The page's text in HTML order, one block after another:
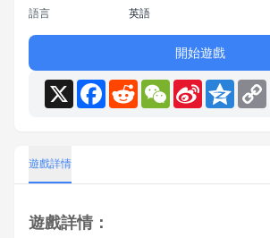
語言
英語
開始遊戲
X Facebook
RedditWeChat
Sina
Weibo
Qzone
遊戲詳情
遊戲詳情：